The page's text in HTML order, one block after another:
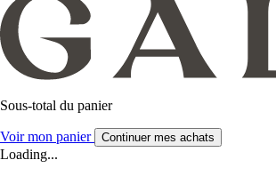
Sous-total du panier
Voir mon panier Continuer mes achats
Loading...